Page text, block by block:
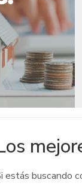
estás buscando